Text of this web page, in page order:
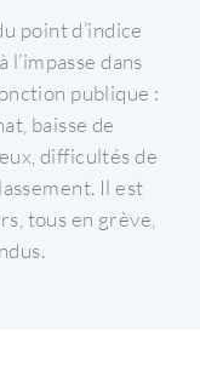
point d’indice
l’impasse dans
publique :
baisse de
difficultés de
Il est
tous en grève,